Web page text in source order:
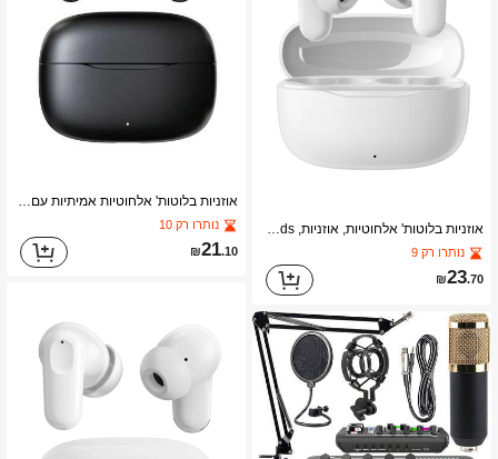
אוזניות בלוטות' אלחוטיות, אוזניות, Airbuds, שיהוי נמוך, סאונד סטריאו HiFi, שליטה במגע, מארז טעינה אלחוטי, תואם לכל מכשירים חכמים בלוטות' – אידיאלי למכון כושר, נסיעות, נסיעות יומיומיות ושימוש יומיומי
נותרו רק 9
₪23.70
אוזניות בלוטות' אלחוטיות אמיתיות עם מיקרופון מובנה לשיחות ברורות, חיי סוללה ארוכים, עיצוב עמיד לזיעה, תואמות למכשירי IOS ואנדרואיד, מתאימות לכושר, ריצה ושימוש יומיומי
נותרו רק 10
₪21.10